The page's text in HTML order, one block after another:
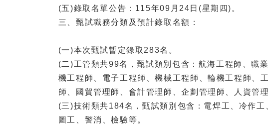
(五)錄取名單公告：115年09月24日(星期四)。
三、甄試職務分類及預計錄取名額：
(一)本次甄試暫定錄取283名。
(二)工管類共99名，甄試類別包含：航海工程師、職
機工程師、電子工程師、機械工程師、輪機工程師、
師、國貿管理師、會計管理師、企劃管理師、人資管理
(三)技術類共184名，甄試類別包含：電焊工、冷作
圖工、警消、檢驗等。